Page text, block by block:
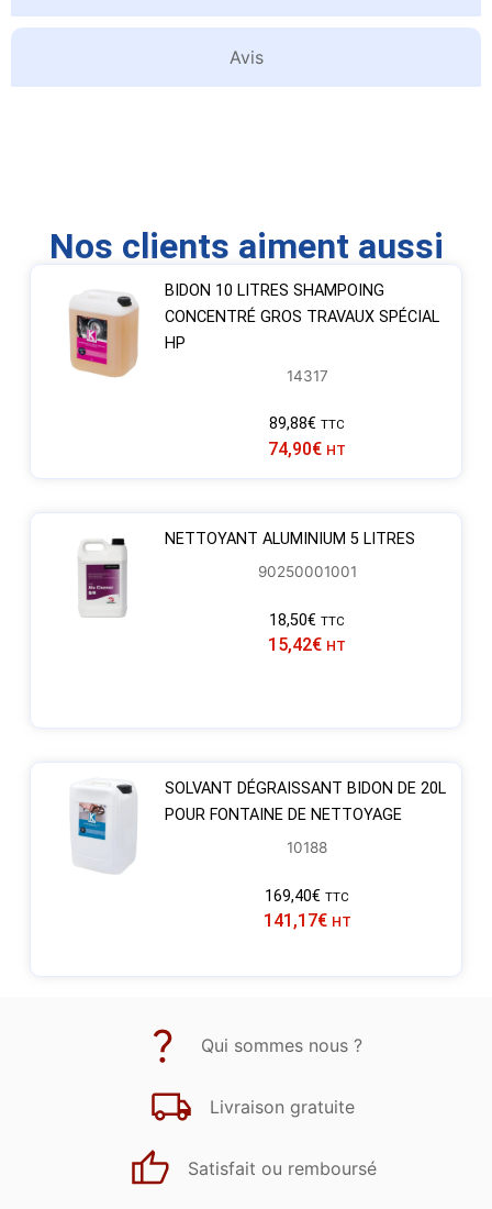
Avis
Nos clients aiment aussi
BIDON 10 LITRES SHAMPOING
CONCENTRÉ GROS TRAVAUX SPÉCIAL
HP
14317
89,88€ TTC
74,90€ HT
NETTOYANT ALUMINIUM 5 LITRES
90250001001
18,50€ TTC
15,42€ HT
SOLVANT DÉGRAISSANT BIDON DE 20L
POUR FONTAINE DE NETTOYAGE
10188
169,40€ TTC
141,17€ HT
Qui sommes nous ?
Livraison gratuite
Satisfait ou remboursé